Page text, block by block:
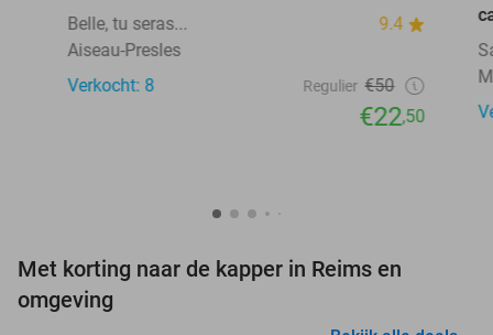
Belle, tu seras...
9.4
Aiseau-Presles
Verkocht: 8
Regulier €50
€22,50
Met korting naar de kapper in Reims en
omgeving